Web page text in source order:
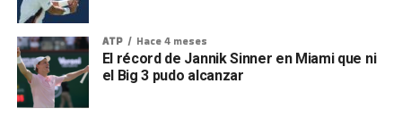
ATP Hace 4 meses
El récord de Jannik Sinner en Miami que ni
el Big 3 pudo alcanzar